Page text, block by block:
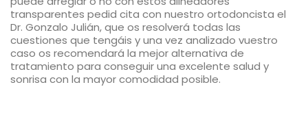
transparentes pedid cita con nuestro ortodoncista el
Dr. Gonzalo Julián, que os resolverá todas las
cuestiones que tengáis y una vez analizado vuestro
caso os recomendará la mejor alternativa de
tratamiento para conseguir una excelente salud y
sonrisa con la mayor comodidad posible.